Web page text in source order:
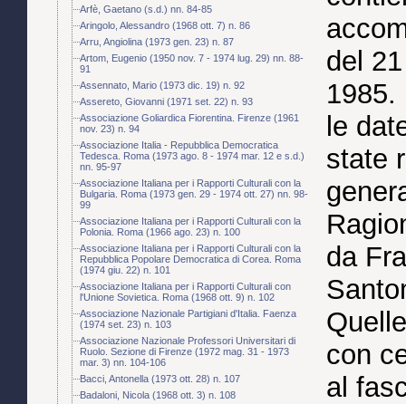
Arfè, Gaetano (s.d.) nn. 84-85
Aringolo, Alessandro (1968 ott. 7) n. 86
Arru, Angiolina (1973 gen. 23) n. 87
Artom, Eugenio (1950 nov. 7 - 1974 lug. 29) nn. 88-
91
Assennato, Mario (1973 dic. 19) n. 92
Assereto, Giovanni (1971 set. 22) n. 93
Associazione Goliardica Fiorentina. Firenze (1961
nov. 23) n. 94
Associazione Italia - Repubblica Democratica
Tedesca. Roma (1973 ago. 8 - 1974 mar. 12 e s.d.)
nn. 95-97
Associazione Italiana per i Rapporti Culturali con la
Bulgaria. Roma (1973 gen. 29 - 1974 ott. 27) nn. 98-
99
Associazione Italiana per i Rapporti Culturali con la
Polonia. Roma (1966 ago. 23) n. 100
Associazione Italiana per i Rapporti Culturali con la
Repubblica Popolare Democratica di Corea. Roma
(1974 giu. 22) n. 101
Associazione Italiana per i Rapporti Culturali con
l'Unione Sovietica. Roma (1968 ott. 9) n. 102
Associazione Nazionale Partigiani d'Italia. Faenza
(1974 set. 23) n. 103
Associazione Nazionale Professori Universitari di
Ruolo. Sezione di Firenze (1972 mag. 31 - 1973
mar. 3) nn. 104-106
Bacci, Antonella (1973 ott. 28) n. 107
Badaloni, Nicola (1968 ott. 3) n. 108
del
1985.
le
state
da
con
al